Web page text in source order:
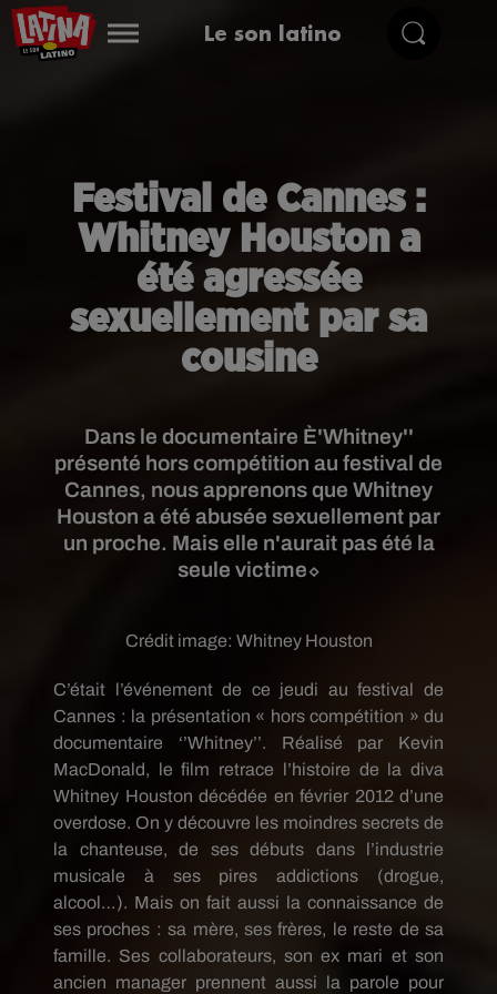
Le son latino
Festival de Cannes :
Whitney Houston a
été agressée
sexuellement par sa
cousine
Dans le documentaire È'Whitney''
présenté hors compétition au festival de
Cannes, nous apprenons que Whitney
Houston a été abusée sexuellement par
un proche. Mais elle n'aurait pas été la
seule victime⬦
Crédit image: Whitney Houston
C’était l’événement de ce jeudi au festival de
Cannes : la présentation « hors compétition » du
documentaire ‘’Whitney’’.
Réalisé par Kevin
MacDonald, le film retrace l’histoire de la diva
Whitney Houston décédée en février 2012 d’une
overdose. On y découvre les moindres secrets de
la chanteuse, de ses débuts dans l’industrie
musicale à ses pires addictions
(drogue,
alcool…). Mais on fait aussi la connaissance de
ses proches : sa mère, ses frères, le reste de sa
famille. Ses collaborateurs, son ex mari et son
ancien manager prennent aussi la parole pour